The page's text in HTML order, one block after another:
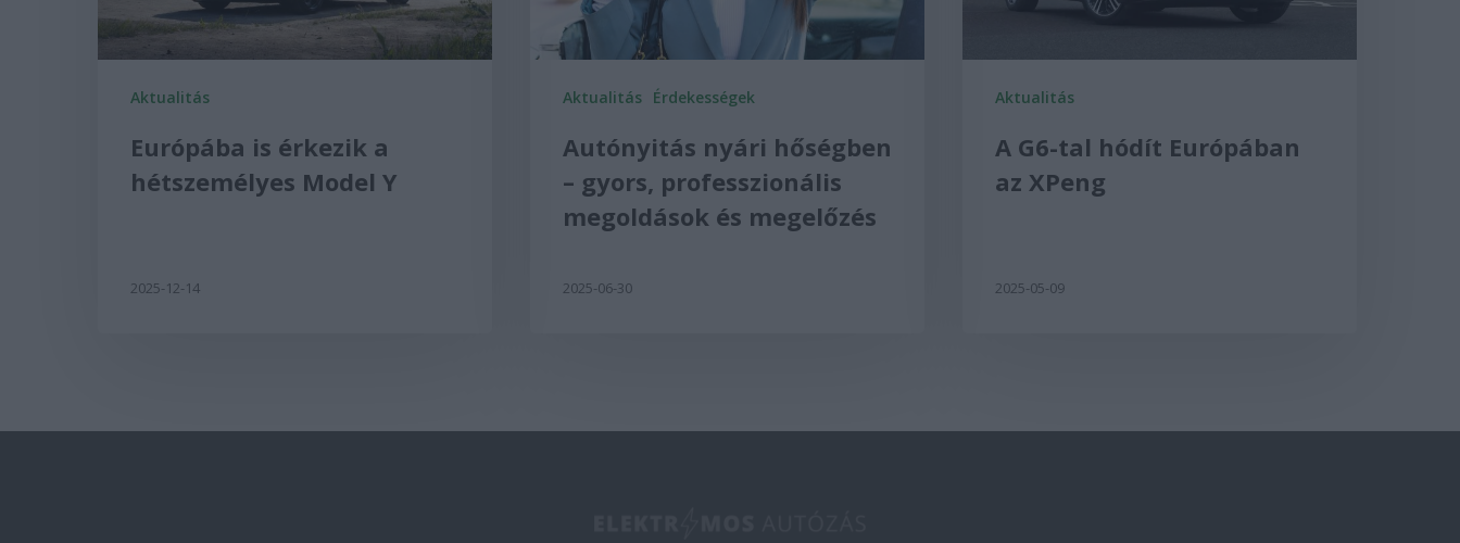
Aktualitás
Európába is érkezik a
hétszemélyes Model Y
2025-12-14
Aktualitás Érdekességek
Autónyitás nyári hőségben
– gyors, professzionális
megoldások és megelőzés
2025-06-30
Aktualitás
A G6-tal hódít Európában
az XPeng
2025-05-09